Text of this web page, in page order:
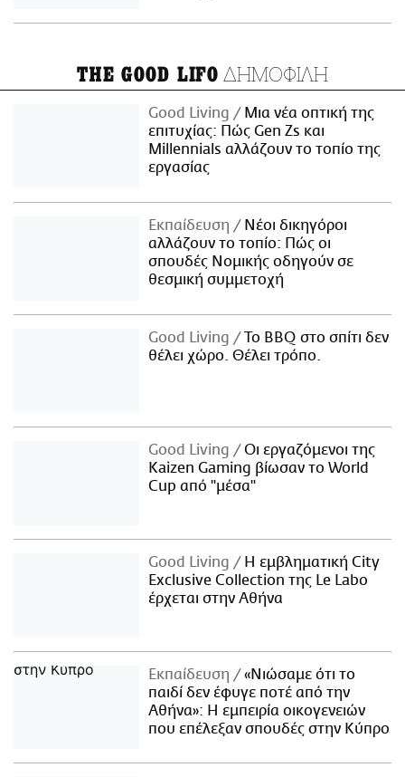
THE GOOD LIFO ΔΗΜΟΦΙΛΗ
Good Living
Μια νέα οπτική της
επιτυχίας: Πώς Gen Zs και
Millennials αλλάζουν το τοπίο της
εργασίας
Εκπαίδευση
Νέοι δικηγόροι
αλλάζουν το τοπίο: Πώς οι
σπουδές Νομικής οδηγούν σε
θεσμική συμμετοχή
Good Living
Το BBQ στο σπίτι δεν
θέλει χώρο. Θέλει τρόπο.
Good Living
Οι εργαζόμενοι της
Kaizen Gaming βίωσαν το World
Cup από "μέσα"
Good Living
Η εμβληματική City
Exclusive Collection της Le Labo
έρχεται στην Αθήνα
Εκπαίδευση
«Νιώσαμε ότι το
παιδί δεν έφυγε ποτέ από την
Αθήνα»: Η εμπειρία οικογενειών
που επέλεξαν σπουδές στην Κύπρο